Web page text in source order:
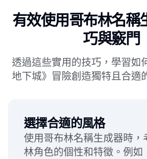
有效使用哥布林名稱
巧與竅門
透過這些實用的技巧，學習如
地下城》冒險創造獨特且合適
選擇合適的風格
使用哥布林名稱生成器時，
林角色的個性和特徵。例如